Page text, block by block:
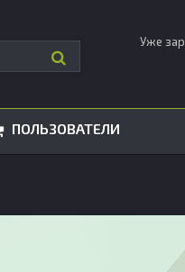
Уже
ПОЛЬЗОВАТЕЛИ